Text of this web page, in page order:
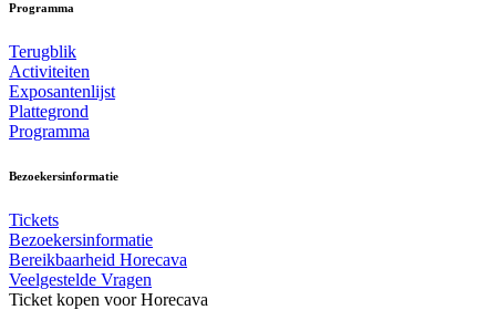
Programma
Terugblik
Activiteiten
Exposantenlijst
Plattegrond
Programma
Bezoekersinformatie
Tickets
Bezoekersinformatie
Bereikbaarheid Horecava
Veelgestelde Vragen
Ticket kopen voor Horecava